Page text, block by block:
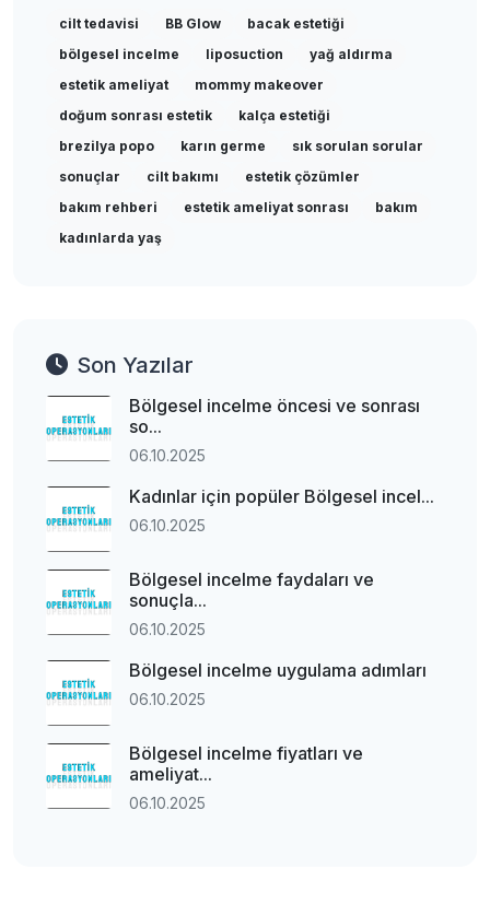
cilt tedavisi BB Glow
bacak estetiği
bölgesel incelme
liposuction
yağ aldırma
estetik ameliyat
mommy makeover
doğum sonrası estetik
kalça estetiği
brezilya popo
karın germe
sık sorulan sorular
sonuçlar
cilt bakımı
estetik çözümler
bakım rehberi
estetik ameliyat sonrası
bakım
kadınlarda yaş
Son Yazılar
Bölgesel incelme öncesi ve sonrası
so...
06.10.2025
Kadınlar için popüler Bölgesel incel...
06.10.2025
Bölgesel incelme faydaları ve
sonuçla...
06.10.2025
Bölgesel incelme uygulama adımları
06.10.2025
Bölgesel incelme fiyatları ve
ameliyat...
06.10.2025